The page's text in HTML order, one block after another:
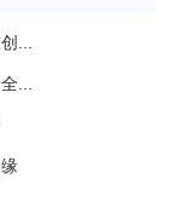
...
...